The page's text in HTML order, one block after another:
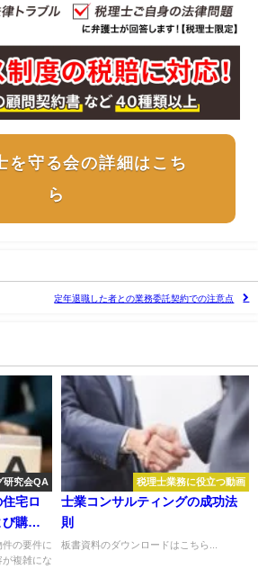
を守る会の詳細はこち
ら
定年退職した者との業務委託契約での注意点
研究会QA
宅ロ
購入
の要件に
複雑にな
税理士業務に役立つ動画
士業コンサルティングの成功法
則
板書資料のダウンロードはこちら...